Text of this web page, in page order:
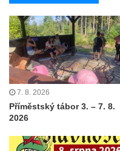
7. 8. 2026
Příměstský tábor 3. – 7. 8.
2026